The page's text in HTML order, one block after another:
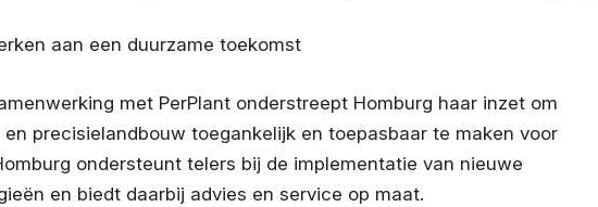
aan een duurzame toekomst
met PerPlant onderstreept Homburg haar inzet om
en precisielandbouw toegankelijk en toepasbaar te maken voor
ondersteunt telers bij de implementatie van nieuwe
en biedt daarbij advies en service op maat.